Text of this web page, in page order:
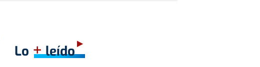
Lo +leído